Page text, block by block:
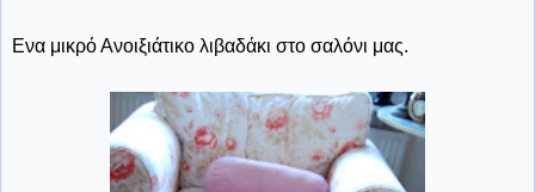
Ενα μικρό Ανοιξιάτικο λιβαδάκι στο σαλόνι μας.